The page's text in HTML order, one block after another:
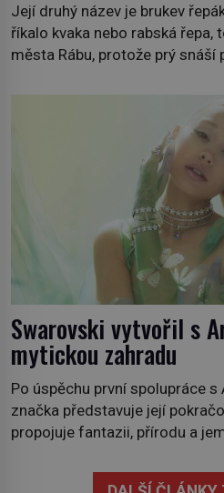
Její druhý název je brukev
říkalo kvaka nebo rabská řepa,
města Rábu, protože prý snáší
někdy i v obchodech. Její bulvy
Swarovski vytvořil s
mytickou zahradu
Po úspěchu první spolupráce s
značka představuje její
propojuje fantazii, přírodu a
třicítka šperků působí hravě a